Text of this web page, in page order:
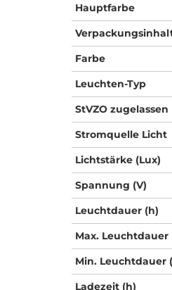
Hauptfarbe
Farbe
Leuchten-Typ
StVZO zugelassen
Stromquelle Licht
Lichtstärke (Lux)
Spannung (V)
Leuchtdauer (h)
Max. Leuchtdauer
Min. Leuchtdauer
Ladezeit (h)